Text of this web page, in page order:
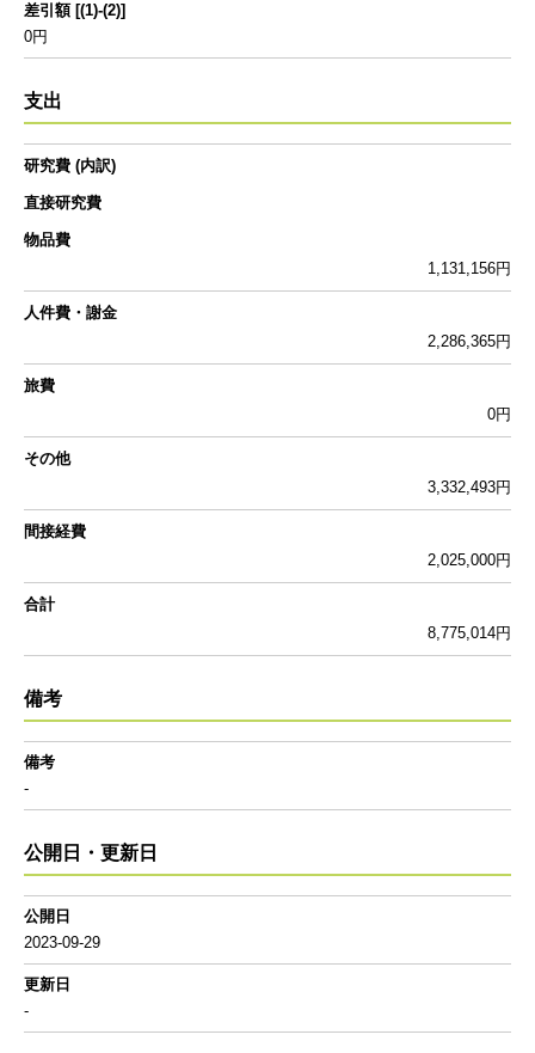
差引額 [(1)-(2)]
0円
支出
研究費 (内訳)
直接研究費
物品費
1,131,156円
人件費・謝金
2,286,365円
旅費
0円
その他
3,332,493円
間接経費
2,025,000円
合計
8,775,014円
備考
備考
-
公開日・更新日
公開日
2023-09-29
更新日
-